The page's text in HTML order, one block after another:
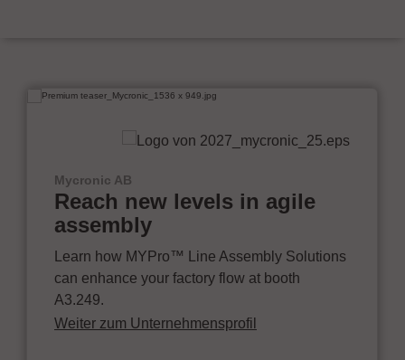
Mycronic AB
Reach new levels in agile
assembly
Learn how MYPro™ Line Assembly Solutions
can enhance your factory flow at booth
A3.249.
Weiter zum Unternehmensprofil